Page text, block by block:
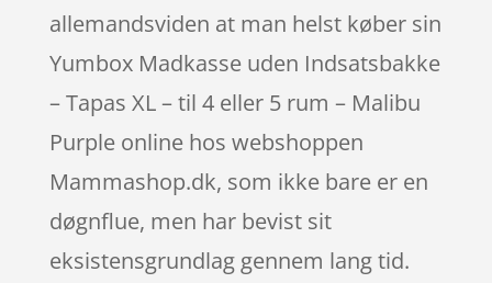
allemandsviden at man helst køber sin
Yumbox Madkasse uden Indsatsbakke
– Tapas XL – til 4 eller 5 rum – Malibu
Purple online hos webshoppen
Mammashop.dk, som ikke bare er en
døgnflue, men har bevist sit
eksistensgrundlag gennem lang tid.